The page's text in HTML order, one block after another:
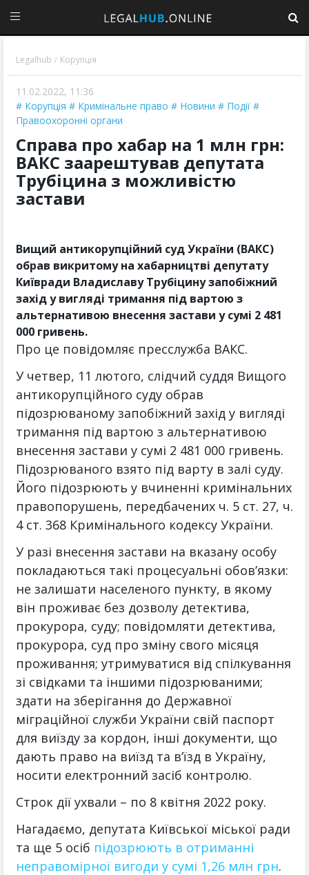
Legalhub / Корупція
11.02.2022, 11:36
Корупція
Кримінальне право Новини
Події
Правоохоронні органи
Справа про хабар на 1 млн грн:
ВАКС заарештував депутата
Трубіцина з можливістю
застави
Вищий антикорупційний суд України (ВАКС)
обрав викритому на хабарництві депутату
Київради Владиславу Трубіцину запобіжний
захід у вигляді тримання під вартою з
альтернативою внесення застави у сумі 2 481
000 гривень.
Про це повідомляє пресслужба ВАКС.
У четвер, 11 лютого, слідчий суддя Вищого
антикорупційного суду обрав
підозрюваному запобіжний захід у вигляді
тримання під вартою з альтернативою
внесення застави у сумі 2 481 000 гривень.
Підозрюваного взято під варту в залі суду.
Його підозрюють у вчиненні кримінальних
правопорушень, передбачених ч. 5 ст. 27, ч.
4 ст. 368 Кримінального кодексу України.
У разі внесення застави на вказану особу
покладаються такі процесуальні обов’язки:
не залишати населеного пункту, в якому
він проживає без дозволу детектива,
прокурора, суду; повідомляти детектива,
прокурора, суд про зміну свого місяця
проживання; утримуватися від спілкування
зі свідками та іншими підозрюваними;
здати на зберігання до Державної
міграційної служби України свій паспорт
для виїзду за кордон, інші документи, що
дають право на виїзд та в’їзд в Україну,
носити електронний засіб контролю.
Строк дії ухвали – по 8 квітня 2022 року.
Нагадаємо, депутата Київської міської ради
та ще 5 осіб підозрюють в отриманні
неправомірної вигоди у сумі 1,26 млн грн.